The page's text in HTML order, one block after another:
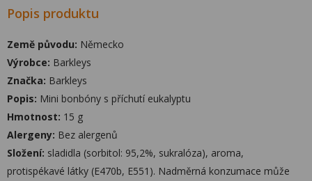
Popis produktu
Země původu: Německo
Výrobce: Barkleys
Značka: Barkleys
Popis: Mini bonbóny s příchutí eukalyptu
Hmotnost: 15 g
Alergeny: Bez alergenů
Složení: sladidla (sorbitol: 95,2%, sukralóza), aroma,
protispékavé látky (E470b, E551). Nadměrná konzumace může